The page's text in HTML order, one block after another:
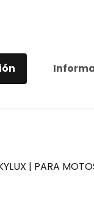
| PARA